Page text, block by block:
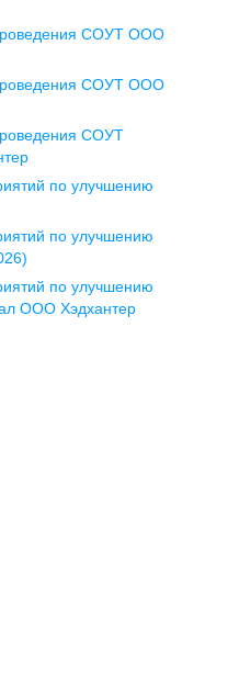
СОУТ ООО
СОУТ ООО
СОУТ
по улучшению
по улучшению
по улучшению
ООО Хэдхантер